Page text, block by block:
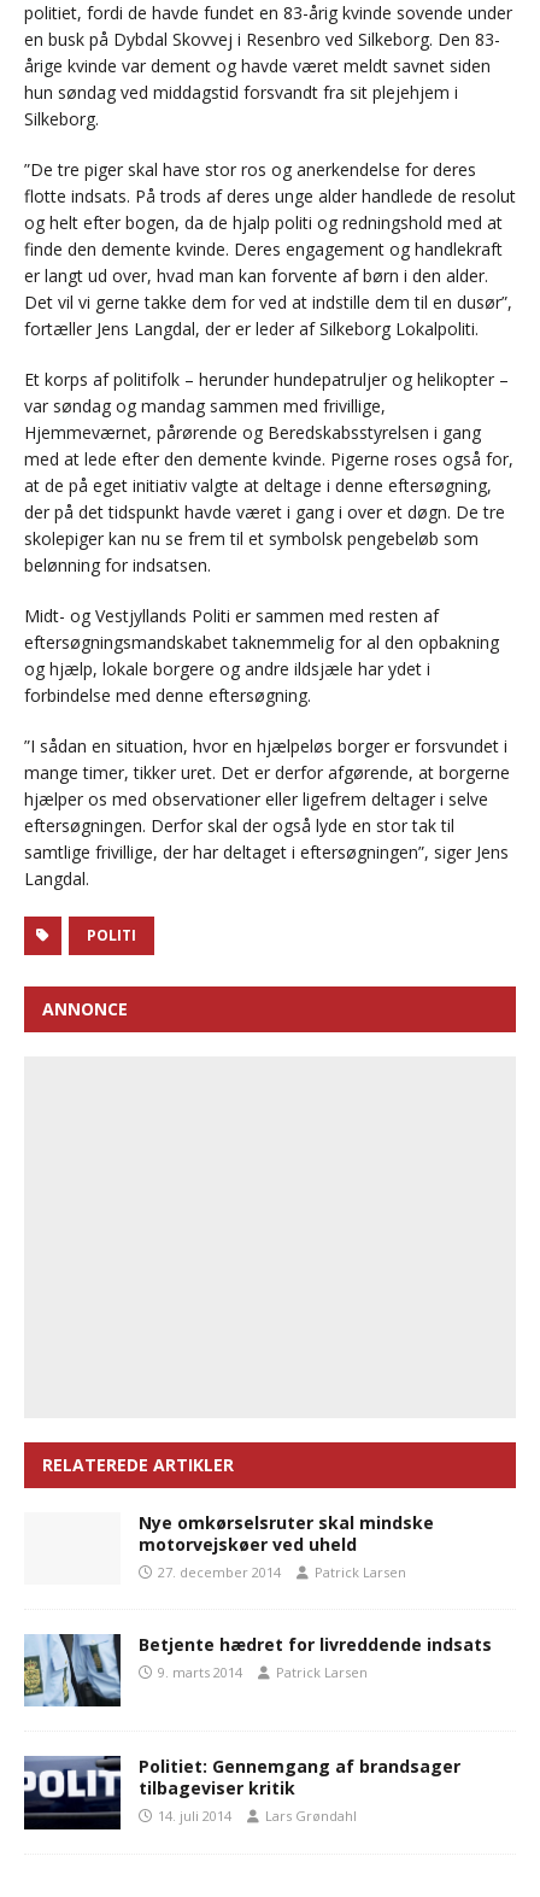
politiet, fordi de havde fundet en 83-årig kvinde sovende under
en busk på Dybdal Skovvej i Resenbro ved Silkeborg. Den 83-
årige kvinde var dement og havde været meldt savnet siden
hun søndag ved middagstid forsvandt fra sit plejehjem i
Silkeborg.
”De tre piger skal have stor ros og anerkendelse for deres
flotte indsats. På trods af deres unge alder handlede de resolut
og helt efter bogen, da de hjalp politi og redningshold med at
finde den demente kvinde. Deres engagement og handlekraft
er langt ud over, hvad man kan forvente af børn i den alder.
Det vil vi gerne takke dem for ved at indstille dem til en dusør”,
fortæller Jens Langdal, der er leder af Silkeborg Lokalpoliti.
Et korps af politifolk – herunder hundepatruljer og helikopter –
var søndag og mandag sammen med frivillige,
Hjemmeværnet, pårørende og Beredskabsstyrelsen i gang
med at lede efter den demente kvinde. Pigerne roses også for,
at de på eget initiativ valgte at deltage i denne eftersøgning,
der på det tidspunkt havde været i gang i over et døgn. De tre
skolepiger kan nu se frem til et symbolsk pengebeløb som
belønning for indsatsen.
Midt- og Vestjyllands Politi er sammen med resten af
eftersøgningsmandskabet taknemmelig for al den opbakning
og hjælp, lokale borgere og andre ildsjæle har ydet i
forbindelse med denne eftersøgning.
”I sådan en situation, hvor en hjælpeløs borger er forsvundet i
mange timer, tikker uret. Det er derfor afgørende, at borgerne
hjælper os med observationer eller ligefrem deltager i selve
eftersøgningen. Derfor skal der også lyde en stor tak til
samtlige frivillige, der har deltaget i eftersøgningen”, siger Jens
Langdal.
POLITI
ANNONCE
RELATEREDE ARTIKLER
Nye omkørselsruter skal mindske
motorvejskøer ved uheld
27. december 2014 Patrick Larsen
Betjente hædret for livreddende indsats
9. marts 2014 Patrick Larsen
Politiet: Gennemgang af brandsager
tilbageviser kritik
14. juli 2014 Lars Grøndahl